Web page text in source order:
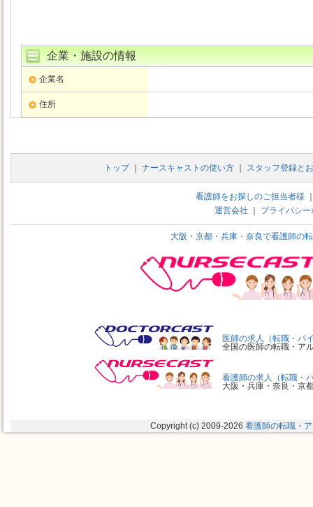
企業・施設の情報
企業名
住所
トップ｜ ナースキャストの使い方｜ スタッフ登録と
看護師をお探しのご担当者様
運営会社 ｜ プライバシ
大阪・京都・兵庫・奈良で看護師の
医師の求人（転職・バ
全国の医師の転職・ア
看護師の求人（転職・
大阪・兵庫・奈良・京
Copyright (c) 2009-2026 看護師の転職・